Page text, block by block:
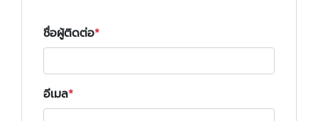
ชื่อผู้ติดต่อ
อีเมล